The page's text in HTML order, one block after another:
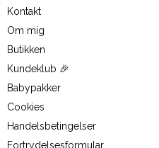
Kontakt
Om mig
Butikken
Kundeklub 🎉
Babypakker
Cookies
Handelsbetingelser
Fortrydelsesformular